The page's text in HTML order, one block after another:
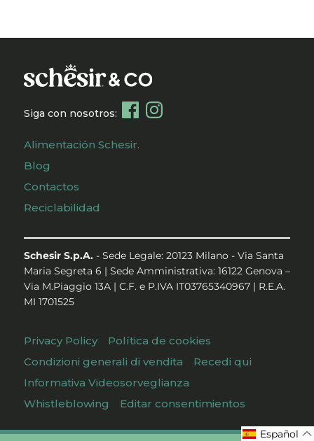
Siga con nosotros:
Alimentación Schesir.
Blog
Contactos
Reciclabilidad
Schesir S.p.A.- Sede Legale: 20123 Milano - Via Santa
Maria Segreta 6 | Sede Amministrativa: 16122 Genova –
Via M.Piaggio 13A | C.F. e P.IVA IT03765340967 | R.E.A.
MI 1701525
Privacy Policy
Política de cookies
Condizioni generali di vendita
Recedi qui
Informativa Videosorveglianza
Whistleblowing
Editar consentimientos
Español